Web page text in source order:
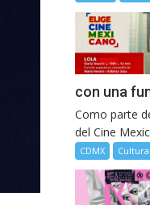
con una
Como parte
del Cine
CDMX Cultura